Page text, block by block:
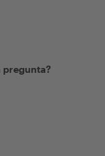
pregunta?